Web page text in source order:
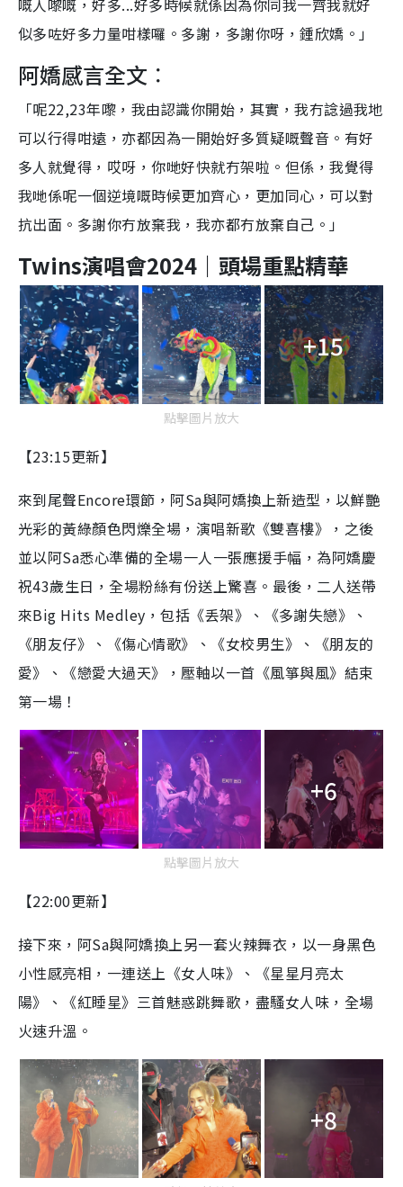
嘅人嚟嘅，好多...好多時候就係因為你同我一齊我就好
似多咗好多力量咁樣囉。多謝，多謝你呀，鍾欣嬌。」
阿嬌感言全文︰
「呢22,23年嚟，我由認識你開始，其實，我冇諗過我地
可以行得咁遠，亦都因為一開始好多質疑嘅聲音。有好
多人就覺得，哎呀，你哋好快就冇架啦。但係，我覺得
我哋係呢一個逆境嘅時候更加齊心，更加同心，可以對
抗出面。多謝你冇放棄我，我亦都冇放棄自己。」
Twins演唱會2024｜ 頭場重點精華
+15
點擊圖片放大
【23:15更新】
來到尾聲Encore環節，阿Sa與阿嬌換上新造型，以鮮艷
光彩的黃綠顏色閃爍全場，演唱新歌《雙喜樓》，之後
並以阿Sa悉心準備的全場一人一張應援手幅，為阿嬌慶
祝43歲生日，全場粉絲有份送上驚喜。最後，二人送帶
來Big Hits Medley，包括《丢架》、《多謝失戀》、
《朋友仔》、《傷心情歌》、《女校男生》、《朋友的
愛》、《戀愛大過天》，壓軸以一首《風箏與風》結束
第一場！
+6
點擊圖片放大
【22:00更新】
接下來，阿Sa與阿嬌換上另一套火辣舞衣，以一身黑色
小性感亮相，一連送上《女人味》、《星星月亮太
陽》、《紅睡星》三首魅惑跳舞歌，盡騷女人味，全場
火速升溫。
+8